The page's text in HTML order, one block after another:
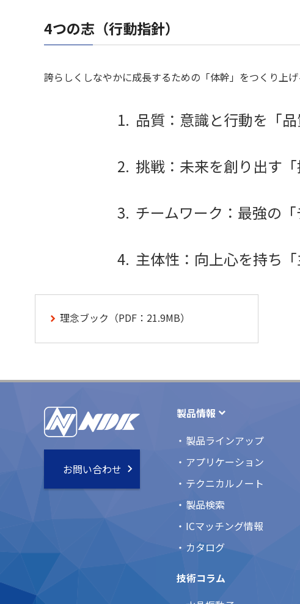
4つの志（行動指針）
誇らしくしなやかに成長するための「体幹」をつくり上げ
品質：意識と行動を「
挑戦：未来を創り出す
チームワーク：最強の
主体性：向上心を持ち
理念ブック（PDF：21.9MB）
お問い合わせ
製品情報
製品ラインアップ
アプリケーション
テクニカルノート
製品検索
ICマッチング情報
カタログ
技術コラム